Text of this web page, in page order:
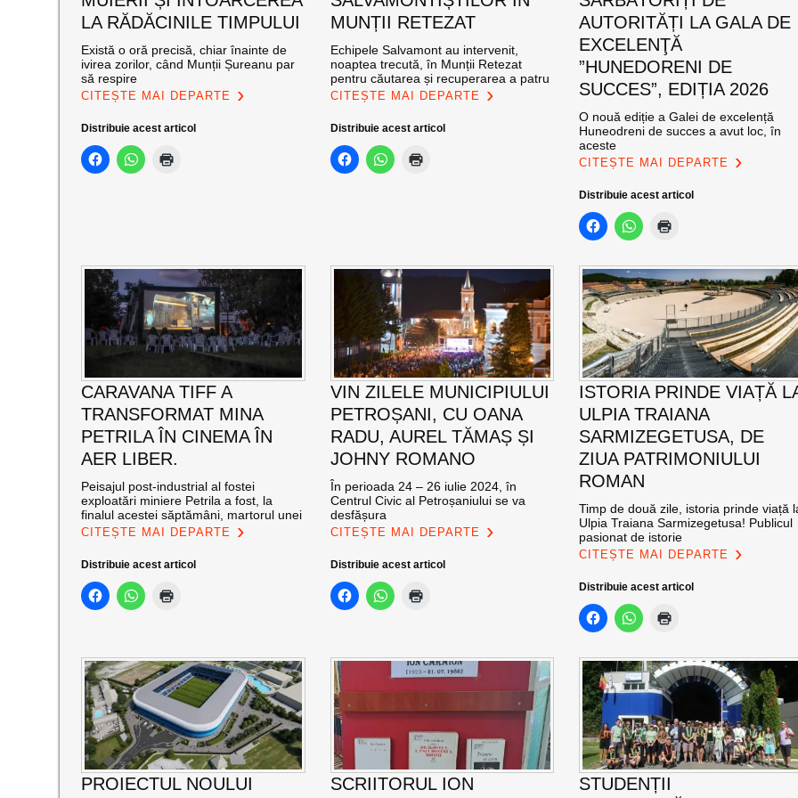
LA RĂDĂCINILE TIMPULUI
Există o oră precisă, chiar înainte de
ivirea zorilor, când Munții Șureanu par
să respire
CITEȘTE MAI DEPARTE
Distribuie acest articol
MUNȚII RETEZAT
Echipele Salvamont au intervenit,
noaptea trecută, în Munții Retezat
pentru căutarea și recuperarea a patru
CITEȘTE MAI DEPARTE
Distribuie acest articol
AUTORITĂȚI LA GALA DE
EXCELENŢĂ
”HUNEDORENI DE
SUCCES”, EDIȚIA 2026
O nouă ediție a Galei de excelență
Huneodreni de succes a avut loc, în
aceste
CITEȘTE MAI DEPARTE
Distribuie acest articol
CARAVANA TIFF A
TRANSFORMAT MINA
PETRILA ÎN CINEMA ÎN
AER LIBER.
Peisajul post-industrial al fostei
exploatări miniere Petrila a fost, la
finalul acestei săptămâni, martorul unei
CITEȘTE MAI DEPARTE
Distribuie acest articol
VIN ZILELE MUNICIPIULUI
PETROȘANI, CU OANA
RADU, AUREL TĂMAȘ ȘI
JOHNY ROMANO
În perioada 24 – 26 iulie 2024, în
Centrul Civic al Petroșaniului se va
desfășura
CITEȘTE MAI DEPARTE
Distribuie acest articol
ISTORIA PRINDE VIAȚĂ
ULPIA TRAIANA
SARMIZEGETUSA, DE
ZIUA PATRIMONIULUI
ROMAN
Timp de două zile, istoria prinde viață
Ulpia Traiana Sarmizegetusa! Publicul
pasionat de istorie
CITEȘTE MAI DEPARTE
Distribuie acest articol
PROIECTUL NOULUI
SCRIITORUL ION
STUDENȚII